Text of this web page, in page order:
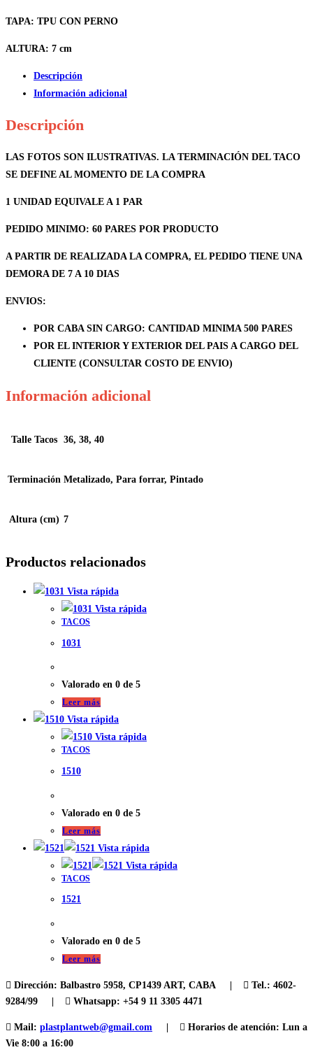
TAPA: TPU CON PERNO
ALTURA: 7 cm
Descripción
Información adicional
Descripción
LAS FOTOS SON ILUSTRATIVAS. LA TERMINACIÓN DEL TACO
SE DEFINE AL MOMENTO DE LA COMPRA
1 UNIDAD EQUIVALE A 1 PAR
PEDIDO MINIMO: 60 PARES POR PRODUCTO
A PARTIR DE REALIZADA LA COMPRA, EL PEDIDO TIENE UNA
DEMORA DE 7 A 10 DIAS
ENVIOS:
POR CABA SIN CARGO: CANTIDAD MINIMA 500 PARES
POR EL INTERIOR Y EXTERIOR DEL PAIS A CARGO DEL
CLIENTE (CONSULTAR COSTO DE ENVIO)
Información adicional
Talle Tacos 36, 38, 40
Terminación Metalizado, Para forrar, Pintado
Altura (cm) 7
Productos relacionados
Vista rápida
Vista rápida
TACOS
1031
Valorado en 0 de 5
Leer más
Vista rápida
Vista rápida
TACOS
1510
Valorado en 0 de 5
Leer más
Vista rápida
Vista rápida
TACOS
1521
Valorado en 0 de 5
Leer más
Dirección: Balbastro 5958, CP1439 ART, CABA | Tel.: 4602-
9284/99 |
Whatsapp: +54 9 11 3305 4471
Mail: plastplantweb@gmail.com Horarios de atención: Lun a
Vie 8:00 a 16:00